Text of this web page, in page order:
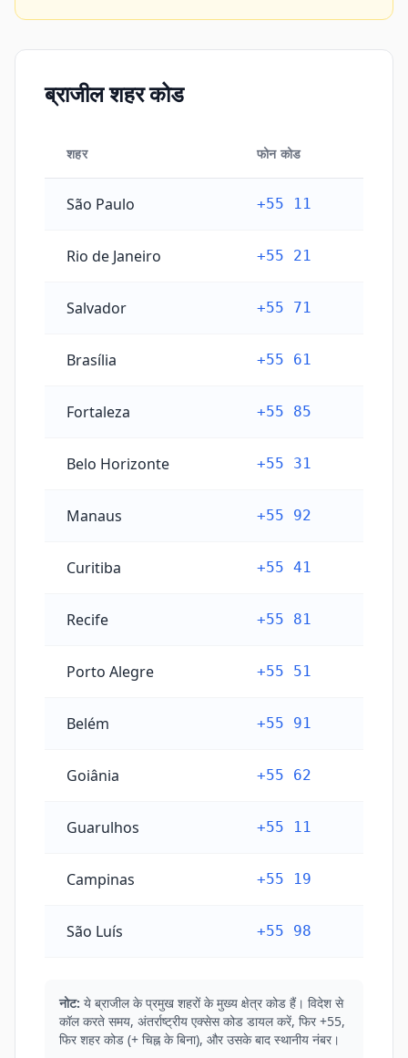
ब्राजील शहर कोड
शहर फोन कोड
São Paulo +55 11
Rio de Janeiro +55 21
Salvador +55 71
Brasília +55 61
Fortaleza +55 85
Belo Horizonte +55 31
Manaus +55 92
Curitiba +55 41
Recife +55 81
Porto Alegre +55 51
Belém +55 91
Goiânia +55 62
Guarulhos +55 11
Campinas +55 19
São Luís +55 98
नोट: ये ब्राजील के प्रमुख शहरों के मुख्य क्षेत्र कोड हैं। विदेश से
कॉल करते समय, अंतर्राष्ट्रीय एक्सेस कोड डायल करें, फिर +55,
फिर शहर कोड (+ चिह्न के बिना), और उसके बाद स्थानीय नंबर।